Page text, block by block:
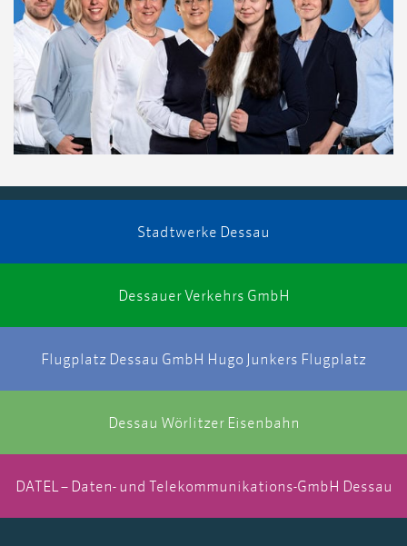
Stadtwerke Dessau
Dessauer Verkehrs GmbH
Flugplatz Dessau GmbH Hugo Junkers Flugplatz
Dessau Wörlitzer Eisenbahn
DATEL – Daten- und Telekommunikations-GmbH Dessau